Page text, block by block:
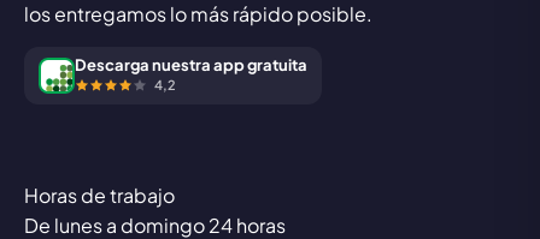
los entregamos lo más rápido posible.
Descarga nuestra app gratuita
4,2
Horas de trabajo
De lunes a domingo 24 horas